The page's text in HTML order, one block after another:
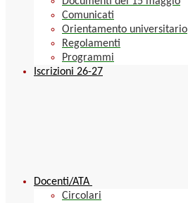
Comunicati
Orientamento universitario
Regolamenti
Programmi
Iscrizioni 26-27
Docenti/ATA
Circolari